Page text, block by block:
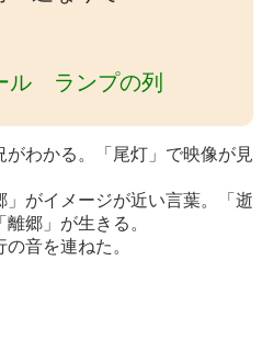
ル ランプの列
わかる。「尾灯」で映像が見
がイメージが近い言葉。「逝
郷」が生きる。
音を連ねた。